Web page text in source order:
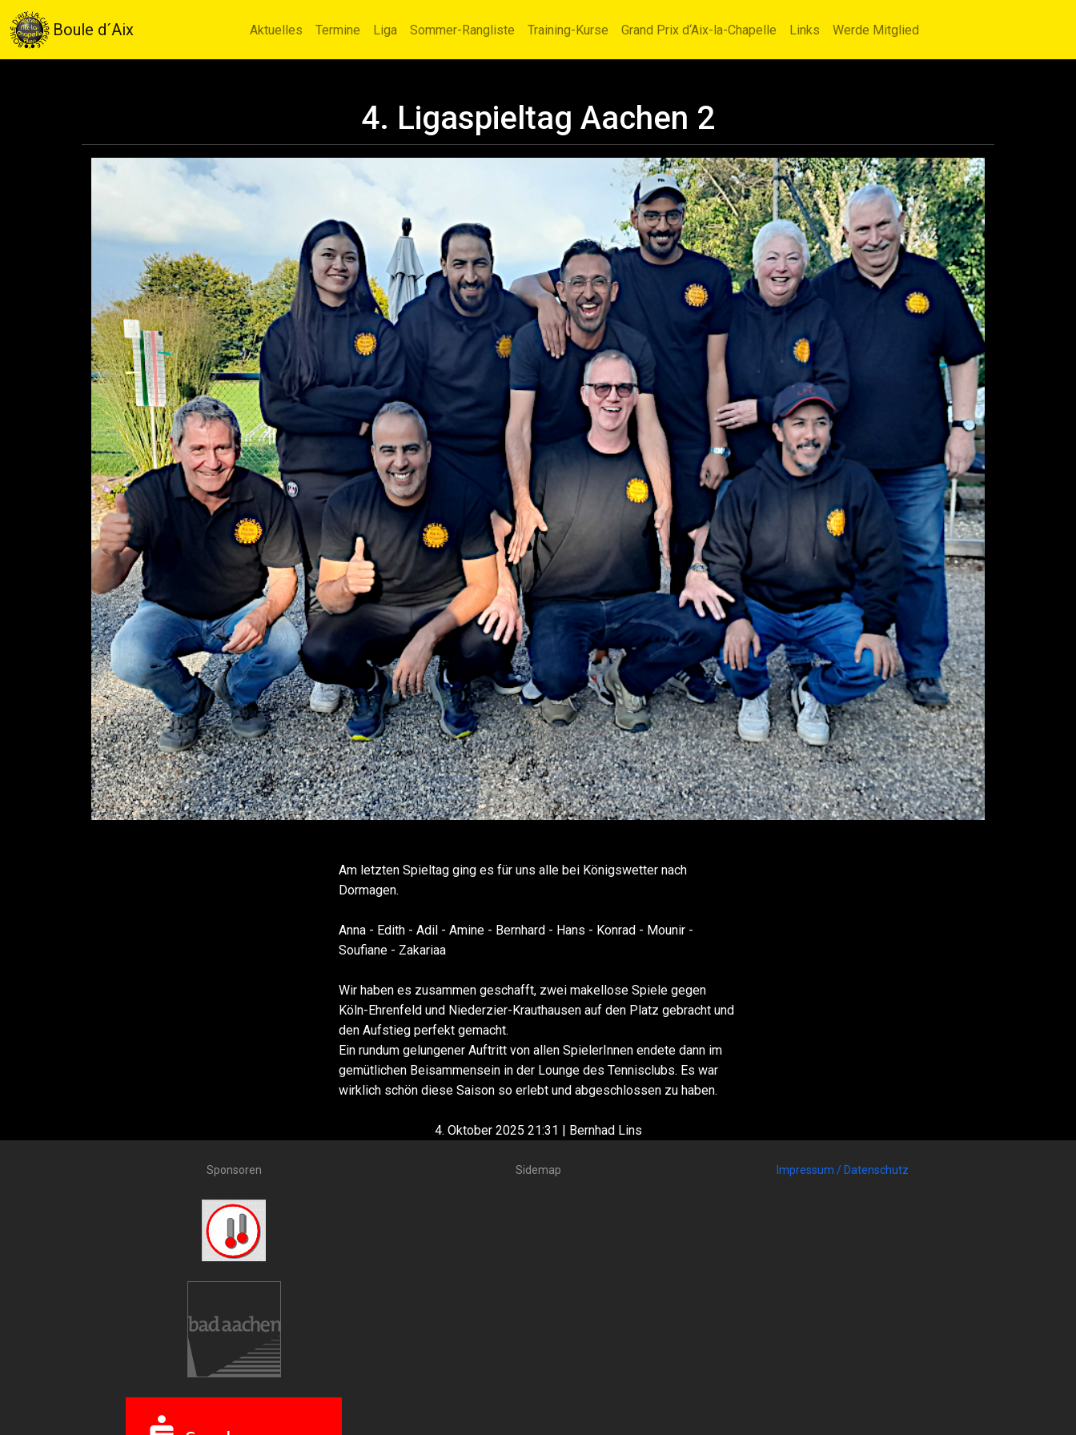
Boule d´Aix Aktuelles Termine Liga Sommer-Rangliste Training-Kurse Grand Prix d‘Aix-la-Chapelle Links Werde Mitglied
4. Ligaspieltag Aachen 2
Am letzten Spieltag ging es für uns alle bei Königswetter nach
Dormagen.
Anna - Edith - Adil - Amine - Bernhard - Hans - Konrad - Mounir -
Soufiane - Zakariaa
Wir haben es zusammen geschafft, zwei makellose Spiele gegen
Köln-Ehrenfeld und Niederzier-Krauthausen auf den Platz gebracht und
den Aufstieg perfekt gemacht.
Ein rundum gelungener Auftritt von allen SpielerInnen endete dann im
gemütlichen Beisammensein in der Lounge des Tennisclubs. Es war
wirklich schön diese Saison so erlebt und abgeschlossen zu haben.
4. Oktober 2025 21:31 | Bernhad Lins
Sponsoren Sidemap Impressum / Datenschutz